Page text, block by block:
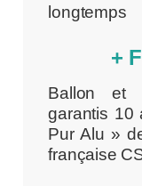
longtemps
+
Ballon et
garantis 10
Pur Alu »
française